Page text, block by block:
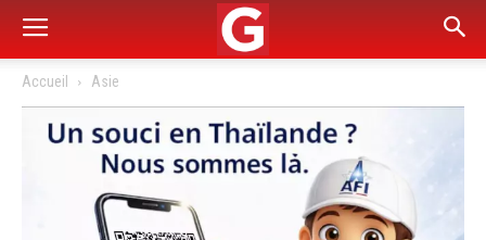
Accueil Asie